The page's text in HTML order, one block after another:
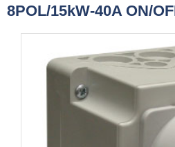
8POL/15kW-40A ON/